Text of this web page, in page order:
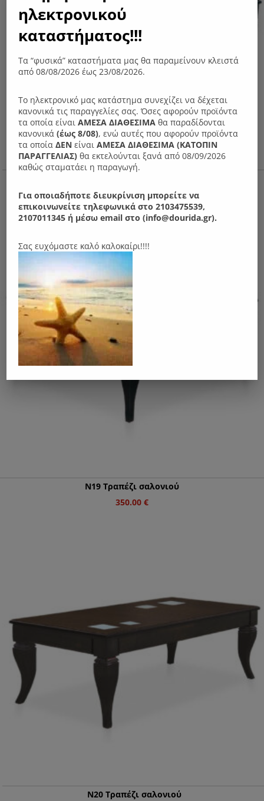
380.00 €
Ν19 Τραπέζι σαλονιού
350.00 €
Ν20 Τραπέζι σαλονιού
ηλεκτρονικού
καταστήματος!!!
Τα “φυσικά” καταστήματα μας θα παραμείνουν κλειστά
από 08/08/2026 έως 23/08/2026.
Το ηλεκτρονικό μας κατάστημα συνεχίζει να δέχεται
κανονικά τις παραγγελίες σας. Όσες αφορούν προϊόντα
τα οποία είναιΑΜΕΣΑ ΔΙΑΘΕΣΙΜΑ θα παραδίδονται
κανονικά(έως 8/08), ενώ αυτές που αφορούν προϊόντα
τα οποίαΔΕΝ είναι ΑΜΕΣΑ ΔΙΑΘΕΣΙΜΑ (ΚΑΤΟΠΙΝ
ΠΑΡΑΓΓΕΛIΑΣ) θα εκτελούνται ξανά από 08/09/2026
καθώς σταματάει η παραγωγή.
Για οποιαδήποτε διευκρίνιση μπορείτε να
επικοινωνείτε τηλεφωνικά στο 2103475539,
2107011345 ή μέσω email στο (info@dourida.gr).
Σας ευχόμαστε καλό καλοκαίρι!!!!